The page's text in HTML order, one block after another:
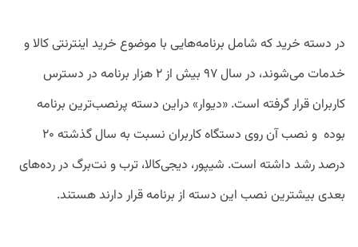
در دسته خرید که شامل برنامه‌هایی با موضوع خرید اینترنتی کالا و
خدمات می‌شوند، در سال ۹۷ بیش از ۲ هزار برنامه در دسترس
کاربران قرار گرفته است. «دیوار» دراین دسته پرنصب‌ترین برنامه
بوده و نصب آن روی دستگاه کاربران نسبت به سال گذشته ۲۰
درصد رشد داشته است. شیپور، دیجی‌کالا، ترب و نت‌برگ در رده‌های
بعدی بیشترین نصب این دسته از برنامه‌ قرار دارند هستند.